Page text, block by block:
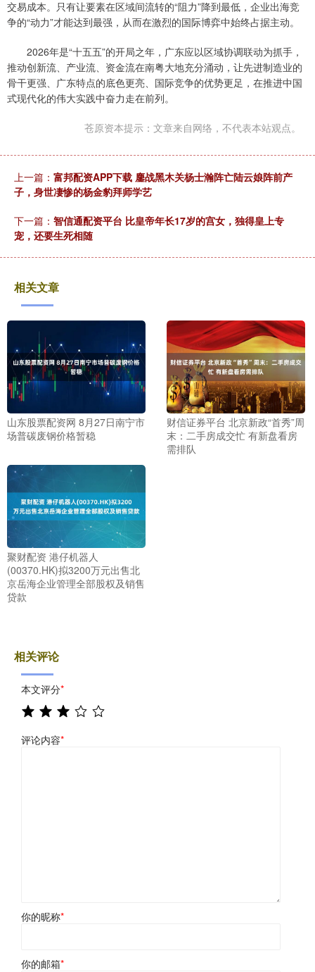
交易成本。只有让要素在区域间流转的“阻力”降到最低，企业出海竞
争的“动力”才能达到最强，从而在激烈的国际博弈中始终占据主动。
2026年是“十五五”的开局之年，广东应以区域协调联动为抓手，
推动创新流、产业流、资金流在南粤大地充分涌动，让先进制造业的
骨干更强、广东特点的底色更亮、国际竞争的优势更足，在推进中国
式现代化的伟大实践中奋力走在前列。
苍原资本提示：文章来自网络，不代表本站观点。
上一篇： 富邦配资APP下载 鏖战黑木关杨士瀚阵亡陆云娘阵前产
子，身世凄惨的杨金豹拜师学艺
下一篇： 智信通配资平台 比皇帝年长17岁的宫女，独得皇上专
宠，还要生死相随
相关文章
山东股票配资网 8月27日南宁市
场普碳废钢价格暂稳
财信证券平台 北京新政“首秀”周
末：二手房成交忙 有新盘看房
需排队
聚财配资 港仔机器人
(00370.HK)拟3200万元出售北
京岳海企业管理全部股权及销售
贷款
相关评论
本文评分*
评论内容*
你的昵称*
你的邮箱*